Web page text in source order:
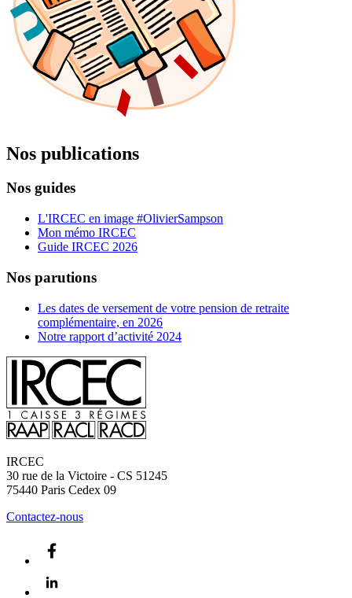
Nos publications
Nos guides
L'IRCEC en image #OlivierSampson
Mon mémo IRCEC
Guide IRCEC 2026
Nos parutions
Les dates de versement de votre pension de retraite
complémentaire, en 2026
Notre rapport d’activité 2024
IRCEC
30 rue de la Victoire - CS 51245
75440 Paris Cedex 09
Contactez-nous